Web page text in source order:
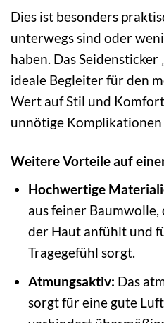
Dies ist besonders
unterwegs sind oder
haben. Das Seidensticker
ideale Begleiter für den
Wert auf Stil und
unnötige Komplikationen
Weitere Vorteile auf
Hochwertige
aus feiner Baumwolle,
der Haut anfühlt und
Tragegefühl sorgt.
Atmungsaktiv: Das
sorgt für eine gute